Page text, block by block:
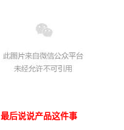
最后说说产品这件事